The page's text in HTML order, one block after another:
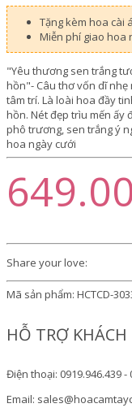
Tặng kèm hoa cài
Miễn phí giao hoa
"Yêu thương sen trắng
hồn"- Câu thơ vốn dĩ
tâm trí. Là loài hoa đầy
hồn. Nét đẹp trìu mến ấy
phô trương, sen trắng ý
hoa ngày cưới
Share your love:
Mã sản phẩm: HCTCD-
HỖ TRỢ
Điện thoại: 0919.946.439 -
Email: